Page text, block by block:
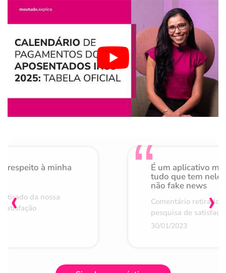
respeito à minha
da nossa
É um aplicativo
tudo que tem nele
não fake news
Comentário retirado
pesquisa de
30/01/2023
‹ ›